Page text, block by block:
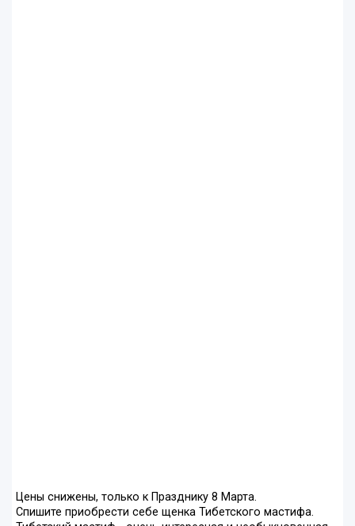
Цены снижены, только к Празднику 8 Марта.
Спишите приобрести себе щенка Тибетского мастифа.